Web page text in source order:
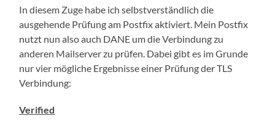
In diesem Zuge habe ich selbstverständlich die
ausgehende Prüfung am Postfix aktiviert. Mein Postfix
nutzt nun also auch DANE um die Verbindung zu
anderen Mailserver zu prüfen. Dabei gibt es im Grunde
nur vier mögliche Ergebnisse einer Prüfung der TLS
Verbindung:
Verified